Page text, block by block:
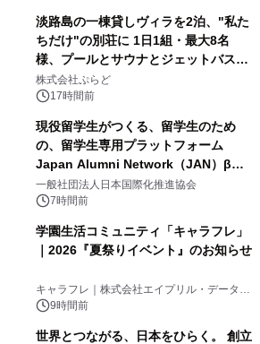
淡路島の一棟貸しヴィラを2泊、"私た
ちだけ"の別荘に 1日1組・最大8名
様、プールとサウナとジェットバス付
きで Villa Mon Temps AWAJIの連泊
素泊りプラン
株式会社ぷらど
17時間前
現役留学生がつくる、留学生のため
の、留学生専用プラットフォーム
Japan Alumni Network（JAN）β版
をリリース
一般社団法人日本国際化推進協会
7時間前
学園生活コミュニティ「キャラフレ」
｜2026『夏祭りイベント』のお知らせ
キャラフレ｜株式会社エイプリル・データ・
デザインズ
9時間前
世界とつながる、日本をひらく。 創立